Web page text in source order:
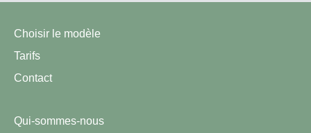
Choisir le modèle
Tarifs
Contact
Qui-sommes-nous